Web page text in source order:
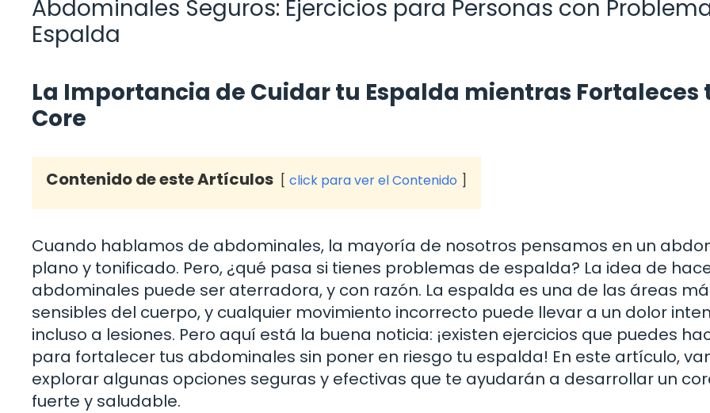
Abdominales Seguros: Ejercicios para Personas con
Espalda
La Importancia de Cuidar tu Espalda mientras Fortaleces
Core
Contenido de este Artículos click para ver el Contenido
Cuando hablamos de abdominales, la mayoría de nosotros pensamos en un
plano y tonificado. Pero, ¿qué pasa si tienes problemas de espalda? La idea de
abdominales puede ser aterradora, y con razón. La espalda es una de las áreas
sensibles del cuerpo, y cualquier movimiento incorrecto puede llevar a un dolor
incluso a lesiones. Pero aquí está la buena noticia: ¡existen ejercicios que puedes
para fortalecer tus abdominales sin poner en riesgo tu espalda! En este artículo,
explorar algunas opciones seguras y efectivas que te ayudarán a desarrollar un
fuerte y saludable.